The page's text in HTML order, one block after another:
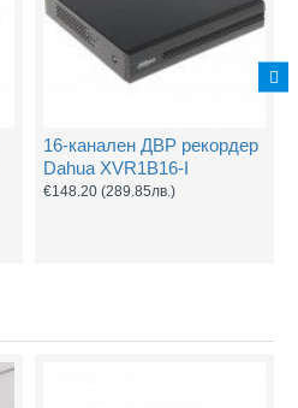
16-канален ДВР рекордер
Dahua XVR1B16-I
€148.20 (289.85лв.)